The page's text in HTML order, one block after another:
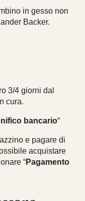
in gesso non
Backer.
3/4 giorni dal
cura.
bancario“
e pagare di
acquistare
“Pagamento